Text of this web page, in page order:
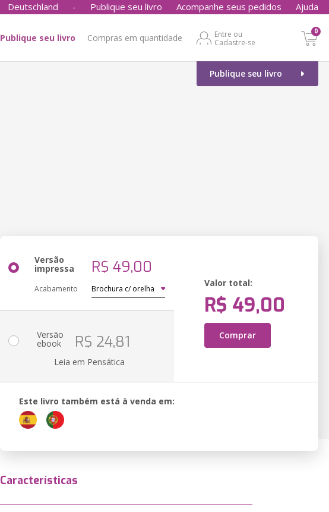
Deutschland - Publique seu livro Acompanhe seus pedidos Ajuda
Publique seu livro Compras em quantidade
Entre ou
Cadastre-se
0
Publique seu livro
Versão
impressa R$ 49,00
Acabamento
Valor total:
R$ 49,00
Comprar
Versão
ebook R$ 24,81
Leia em Pensática
Este livro também está à venda em:
Características